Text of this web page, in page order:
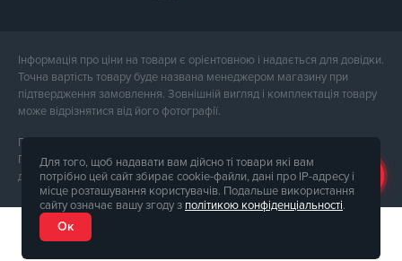
Інформація про ціни на товари є орієнтовною і надається для довідки.
Точна вартість товару буде названа менеджером магазину при
підтвердження замовлення. Зовнішній вигляд і комплектація товару
може відрізнятися від його фотографії.
Послуги надає ФОП Тюпа Петро Павлович, ІПН 2770105454.
Політика конфіденційності доступна запосиланням. Публічна оферта
доступна запосиланням.
Для того, щоб надавати вам дійсно ті товари які вам
потрібно цей сайт збирає cookie-файли, дані про IP-адресу і
місце розташування користувачів. Подальше використання
сайту означає вашу згоду з політикою конфіденціальності.
Ок